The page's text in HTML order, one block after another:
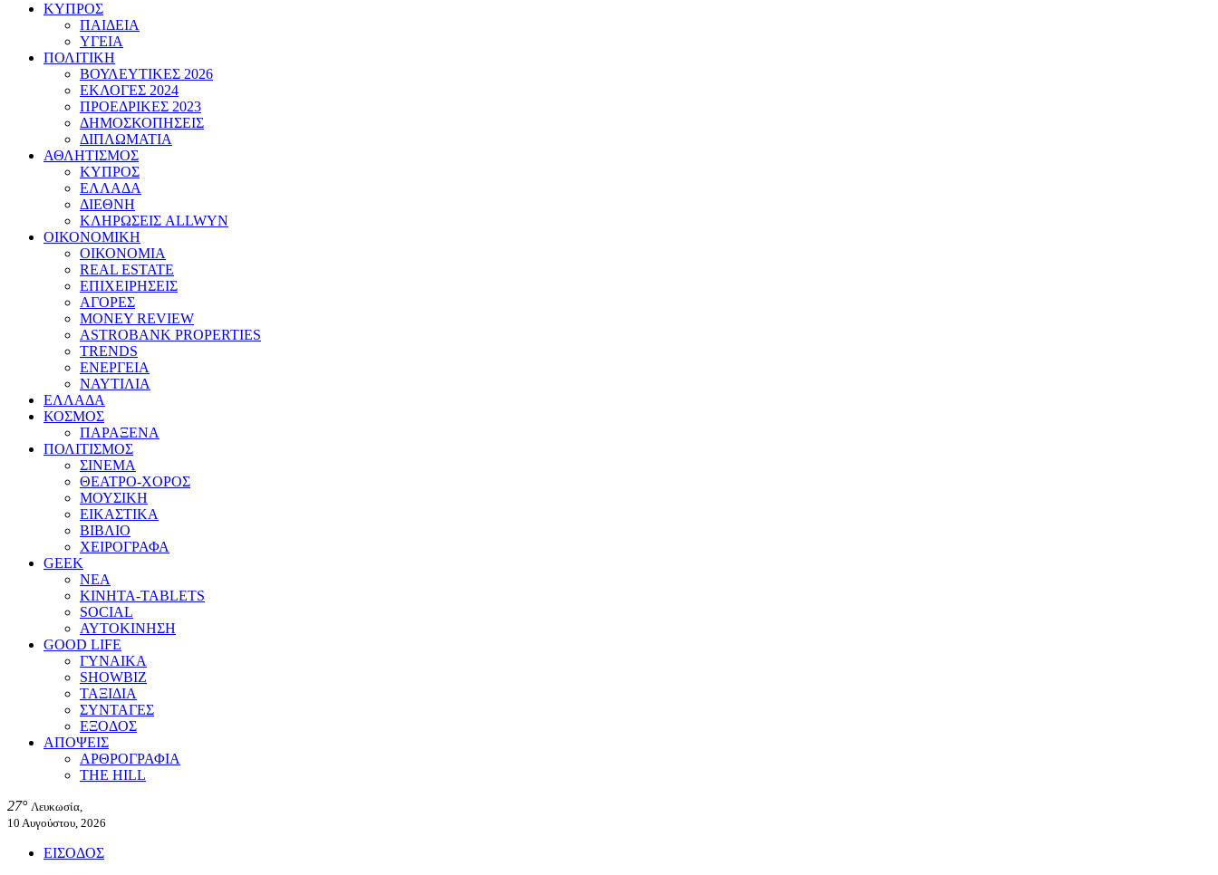
ΚΥΠΡΟΣ
ΠΑΙΔΕΙΑ
ΥΓΕΙΑ
ΠΟΛΙΤΙΚΗ
ΒΟΥΛΕΥΤΙΚΕΣ 2026
ΕΚΛΟΓΕΣ 2024
ΠΡΟΕΔΡΙΚΕΣ 2023
ΔΗΜΟΣΚΟΠΗΣΕΙΣ
ΔΙΠΛΩΜΑΤΙΑ
ΑΘΛΗΤΙΣΜΟΣ
ΚΥΠΡΟΣ
ΕΛΛΑΔΑ
ΔΙΕΘΝΗ
ΚΛΗΡΩΣΕΙΣ ALLWYN
ΟΙΚΟΝΟΜΙΚΗ
ΟΙΚΟΝΟΜΙΑ
REAL ESTATE
ΕΠΙΧΕΙΡΗΣΕΙΣ
ΑΓΟΡΕΣ
MONEY REVIEW
ASTROBANK PROPERTIES
TRENDS
ΕΝΕΡΓΕΙΑ
ΝΑΥΤΙΛΙΑ
ΕΛΛΑΔΑ
ΚΟΣΜΟΣ
ΠΑΡΑΞΕΝΑ
ΠΟΛΙΤΙΣΜΟΣ
ΣΙΝΕΜΑ
ΘΕΑΤΡΟ-ΧΟΡΟΣ
ΜΟΥΣΙΚΗ
ΕΙΚΑΣΤΙΚΑ
ΒΙΒΛΙΟ
ΧΕΙΡΟΓΡΑΦΑ
GEEK
ΝΕΑ
ΚΙΝΗΤΑ-TABLETS
SOCIAL
ΑΥΤΟΚΙΝΗΣΗ
GOOD LIFE
ΓΥΝΑΙΚΑ
SHOWBIZ
ΤΑΞΙΔΙΑ
ΣΥΝΤΑΓΕΣ
ΕΞΟΔΟΣ
ΑΠΟΨΕΙΣ
ΑΡΘΡΟΓΡΑΦΙΑ
THE HILL
27° Λευκωσία,
10 Αυγούστου, 2026
ΕΙΣΟΔΟΣ